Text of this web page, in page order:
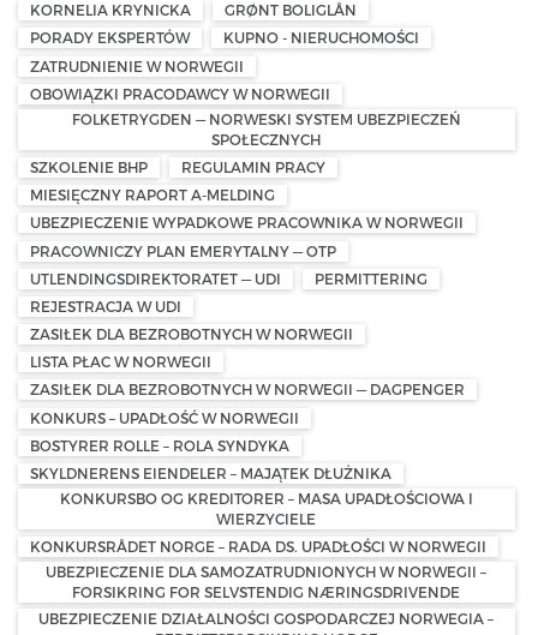
KORNELIA KRYNICKA
GRØNT BOLIGLÅN
PORADY EKSPERTÓW
KUPNO - NIERUCHOMOŚCI
ZATRUDNIENIE W NORWEGII
OBOWIĄZKI PRACODAWCY W NORWEGII
FOLKETRYGDEN — NORWESKI SYSTEM UBEZPIECZEŃ
SPOŁECZNYCH
SZKOLENIE BHP
REGULAMIN PRACY
MIESIĘCZNY RAPORT A-MELDING
UBEZPIECZENIE WYPADKOWE PRACOWNIKA W NORWEGII
PRACOWNICZY PLAN EMERYTALNY — OTP
UTLENDINGSDIREKTORATET — UDI
PERMITTERING
REJESTRACJA W UDI
ZASIŁEK DLA BEZROBOTNYCH W NORWEGII
LISTA PŁAC W NORWEGII
ZASIŁEK DLA BEZROBOTNYCH W NORWEGII — DAGPENGER
KONKURS – UPADŁOŚĆ W NORWEGII
BOSTYRER ROLLE – ROLA SYNDYKA
SKYLDNERENS EIENDELER – MAJĄTEK DŁUŻNIKA
KONKURSBO OG KREDITORER – MASA UPADŁOŚCIOWA I
WIERZYCIELE
KONKURSRÅDET NORGE – RADA DS. UPADŁOŚCI W NORWEGII
UBEZPIECZENIE DLA SAMOZATRUDNIONYCH W NORWEGII –
FORSIKRING FOR SELVSTENDIG NÆRINGSDRIVENDE
UBEZPIECZENIE DZIAŁALNOŚCI GOSPODARCZEJ NORWEGIA –